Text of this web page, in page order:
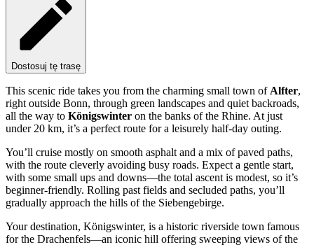
Dostosuj tę trasę
This scenic ride takes you from the charming small town ofAlfter,
right outside Bonn, through green landscapes and quiet backroads,
all the way to Königswinter on the banks of the Rhine. At just
under 20 km, it’s a perfect route for a leisurely half-day outing.
You’ll cruise mostly on smooth asphalt and a mix of paved paths,
with the route cleverly avoiding busy roads. Expect a gentle start,
with some small ups and downs—the total ascent is modest, so it’s
beginner-friendly. Rolling past fields and secluded paths, you’ll
gradually approach the hills of the Siebengebirge.
Your destination, Königswinter, is a historic riverside town famous
for the Drachenfels—an iconic hill offering sweeping views of the